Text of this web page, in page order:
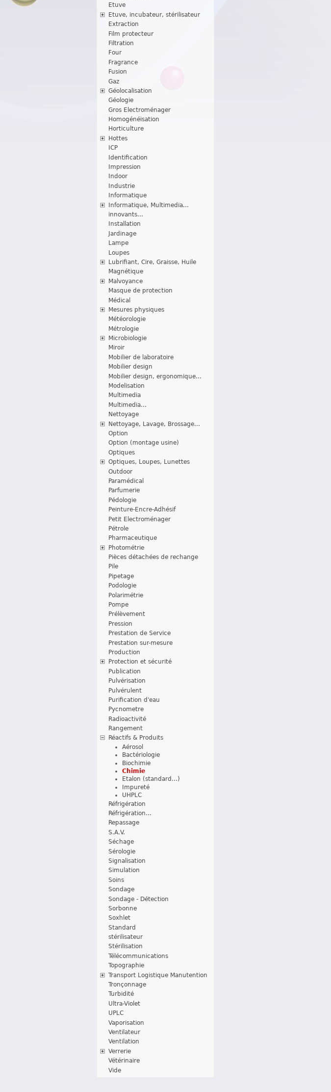
Etuve
Etuve, incubateur, stérilisateur
Extraction
Film protecteur
Filtration
Four
Fragrance
Fusion
Gaz
Géolocalisation
Géologie
Gros Electroménager
Homogénéisation
Horticulture
Hottes
ICP
Identification
Impression
Indoor
Industrie
Informatique
Informatique, Multimedia...
innovants...
Installation
Jardinage
Lampe
Loupes
Lubrifiant, Cire, Graisse, Huile
Magnétique
Malvoyance
Masque de protection
Médical
Mesures physiques
Météorologie
Métrologie
Microbiologie
Miroir
Mobilier de laboratoire
Mobilier design
Mobilier design, ergonomique...
Modelisation
Multimedia
Multimedia...
Nettoyage
Nettoyage, Lavage, Brossage...
Option
Option (montage usine)
Optiques
Optiques, Loupes, Lunettes
Outdoor
Paramédical
Parfumerie
Pédologie
Peinture-Encre-Adhésif
Petit Electroménager
Pétrole
Pharmaceutique
Photométrie
Pièces détachées de rechange
Pile
Pipetage
Podologie
Polarimétrie
Pompe
Prélèvement
Pression
Prestation de Service
Prestation sur-mesure
Production
Protection et sécurité
Publication
Pulvérisation
Pulvérulent
Purification d'eau
Pycnometre
Radioactivité
Rangement
Réactifs & Produits
Aérosol
Bactériologie
Biochimie
Chimie
Etalon (standard...)
Impureté
UHPLC
Réfrigération
Réfrigération...
Repassage
S.A.V.
Séchage
Sérologie
Signalisation
Simulation
Soins
Sondage
Sondage - Détection
Sorbonne
Soxhlet
Standard
stérilisateur
Stérilisation
Télécommunications
Topographie
Transport Logistique Manutention
Tronçonnage
Turbidité
Ultra-Violet
UPLC
Vaporisation
Ventilateur
Ventilation
Verrerie
Vétérinaire
Vide